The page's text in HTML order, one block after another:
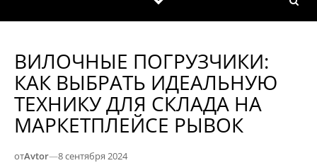
ВИЛОЧНЫЕ ПОГРУЗЧИКИ:
КАК ВЫБРАТЬ ИДЕАЛЬНУЮ
ТЕХНИКУ ДЛЯ СКЛАДА НА
МАРКЕТПЛЕЙСЕ РЫВОК
отAvtor—8 сентября 2024